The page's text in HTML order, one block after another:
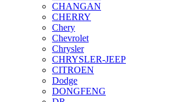
CHANGAN
CHERRY
Chery
Chevrolet
Chrysler
CHRYSLER-JEEP
CITROEN
Dodge
DONGFENG